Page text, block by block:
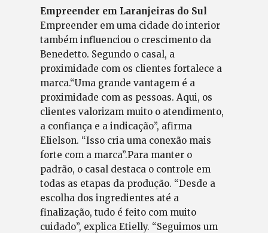
Empreender em Laranjeiras do Sul
Empreender em uma cidade do interior
também influenciou o crescimento da
Benedetto. Segundo o casal, a
proximidade com os clientes fortalece a
marca.“Uma grande vantagem é a
proximidade com as pessoas. Aqui, os
clientes valorizam muito o atendimento,
a confiança e a indicação”, afirma
Elielson. “Isso cria uma conexão mais
forte com a marca”.Para manter o
padrão, o casal destaca o controle em
todas as etapas da produção. “Desde a
escolha dos ingredientes até a
finalização, tudo é feito com muito
cuidado”, explica Etielly. “Seguimos um